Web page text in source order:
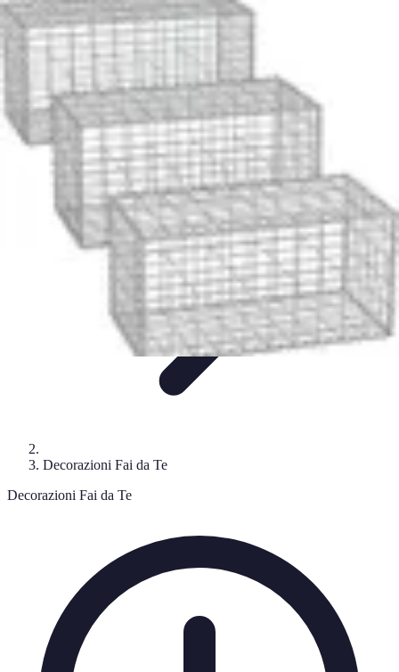
Fai da Te Creativo
Rinnovamento SpaziCreativitàTutorial
Casa
Fai da Te Creativo
Decorazioni Fai da Te
Decorazioni Fai da Te